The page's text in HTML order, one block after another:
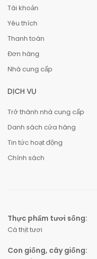
Tài khoản
Yêu thích
Thanh toán
Đơn hàng
Nhà cung cấp
DỊCH VỤ
Trở thành nhà cung cấp
Danh sách cửa hàng
Tin tức hoạt động
Chính sách
Thực phẩm tươi sống:
Cá thịt tươi
Con giống, cây giống: